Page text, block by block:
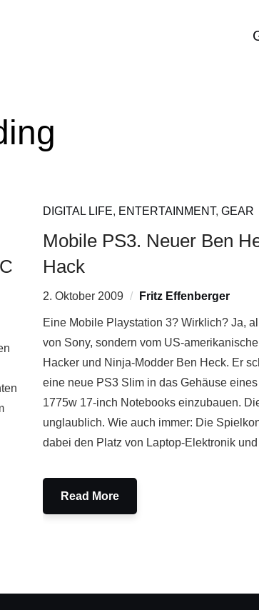
DIGITAL LIFE, ENTERTAINMENT, GEAR
Mobile PS3. Neuer Ben
Hack
2. Oktober 2009 Fritz Effenberger
Eine Mobile Playstation 3? Wirklich? Ja,
von Sony, sondern vom US-
Hacker und Ninja-Modder Ben Heck. Er
eine neue PS3 Slim in das Gehäuse
1775w 17-inch Notebooks einzubauen.
unglaublich. Wie auch immer: Die
dabei den Platz von Laptop-Elektronik
Read More